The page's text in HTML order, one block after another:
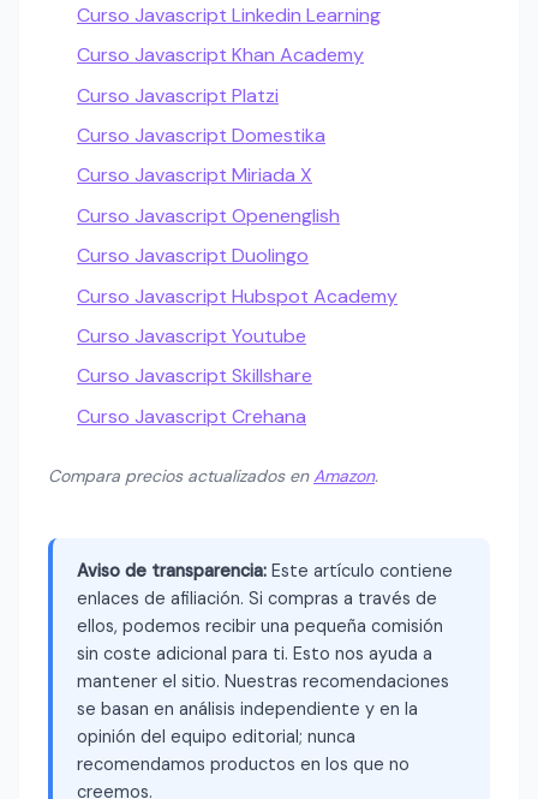
Curso Javascript Linkedin Learning
Curso Javascript Khan Academy
Curso Javascript Platzi
Curso Javascript Domestika
Curso Javascript Miriada X
Curso Javascript Openenglish
Curso Javascript Duolingo
Curso Javascript Hubspot Academy
Curso Javascript Youtube
Curso Javascript Skillshare
Curso Javascript Crehana
Compara precios actualizados enAmazon.
Aviso de transparencia: Este artículo contiene
enlaces de afiliación. Si compras a través de
ellos, podemos recibir una pequeña comisión
sin coste adicional para ti. Esto nos ayuda a
mantener el sitio. Nuestras recomendaciones
se basan en análisis independiente y en la
opinión del equipo editorial; nunca
recomendamos productos en los que no
creemos.